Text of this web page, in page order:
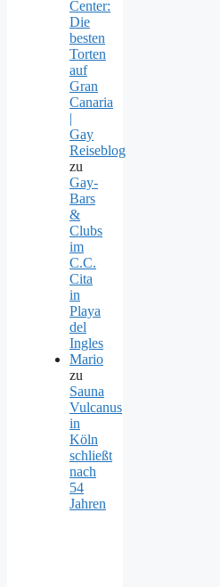
Center:
Die
besten
Torten
auf
Gran
Canaria
|
Gay
Reiseblog
zu
Gay-
Bars
&
Clubs
im
C.C.
Cita
in
Playa
del
Ingles
Mario
zu
Sauna
Vulcanus
in
Köln
schließt
nach
54
Jahren